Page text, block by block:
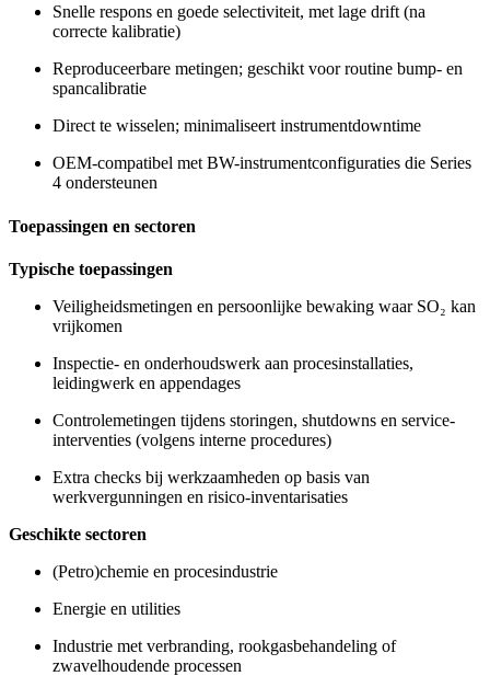
Snelle respons en goede selectiviteit, met lage drift (na
correcte kalibratie)
Reproduceerbare metingen; geschikt voor routine bump- en
spancalibratie
Direct te wisselen; minimaliseert instrumentdowntime
OEM-compatibel met BW-instrumentconfiguraties die Series
4 ondersteunen
Toepassingen en sectoren
Typische toepassingen
Veiligheidsmetingen en persoonlijke bewaking waar SO₂ kan
vrijkomen
Inspectie- en onderhoudswerk aan procesinstallaties,
leidingwerk en appendages
Controlemetingen tijdens storingen, shutdowns en service-
interventies (volgens interne procedures)
Extra checks bij werkzaamheden op basis van
werkvergunningen en risico-inventarisaties
Geschikte sectoren
(Petro)chemie en procesindustrie
Energie en utilities
Industrie met verbranding, rookgasbehandeling of
zwavelhoudende processen